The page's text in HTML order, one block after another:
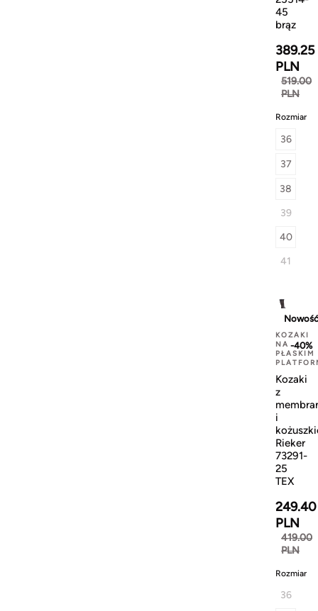
45
brąz
389.25
PLN
519.00
PLN
Rozmiar
36
37
38
39
40
41
Nowość
-40%
KOZAKI
NA
PŁASKIM
Kozaki
z
i
Rieker
73291-
25
TEX
249.40
PLN
419.00
PLN
Rozmiar
36